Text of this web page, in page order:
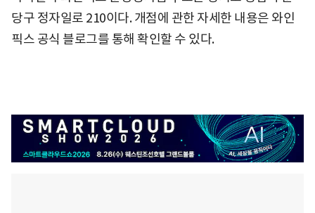
당구 정자일로 210이다. 개점에 관한 자세한 내용은 와인
픽스 공식 블로그를 통해 확인할 수 있다.